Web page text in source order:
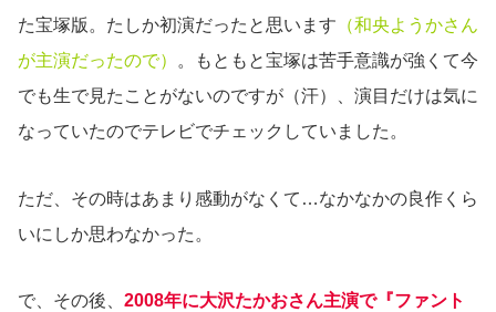
た宝塚版。たしか初演だったと思います （和央ようかさん
が主演だったので）
。もともと宝塚は苦手意識が強くて今
でも生で見たことがないのですが（汗）、演目だけは気に
なっていたのでテレビでチェックしていました。
ただ、その時はあまり感動がなくて…なかなかの良作くら
いにしか思わなかった。
で、その後、 2008年に大沢たかおさん主演で『ファント